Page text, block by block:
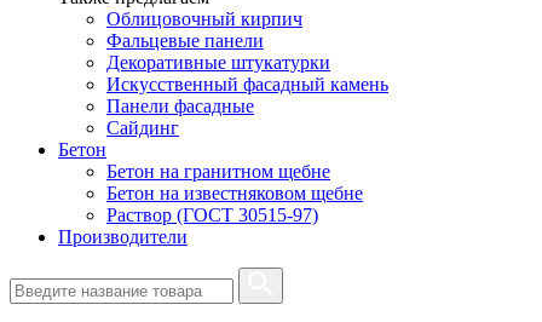
Облицовочный кирпич
Фальцевые панели
Декоративные штукатурки
Искусственный фасадный камень
Панели фасадные
Сайдинг
Бетон
Бетон на гранитном щебне
Бетон на известняковом щебне
Раствор (ГОСТ 30515-97)
Производители